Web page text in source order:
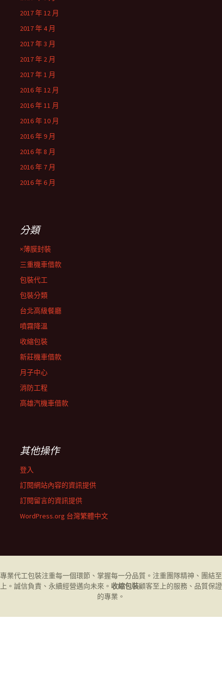
2017 年 12 月
2017 年 4 月
2017 年 3 月
2017 年 2 月
2017 年 1 月
2016 年 12 月
2016 年 11 月
2016 年 10 月
2016 年 9 月
2016 年 8 月
2016 年 7 月
2016 年 6 月
分類
×薄膜封裝
三重機車借款
包裝代工
包裝分類
台北高級餐廳
噴霧降溫
收縮包裝
新莊機車借款
月子中心
消防工程
高雄汽機車借款
其他操作
登入
訂閱網站內容的資訊提供
訂閱留言的資訊提供
WordPress.org 台灣繁體中文
專業代工包裝注重每一個環節、掌握每一分品質。注重團隊精神、團結至
上。誠信負責、永續經營邁向未來。 收縮包裝顧客至上的服務、品質保證
的專業。